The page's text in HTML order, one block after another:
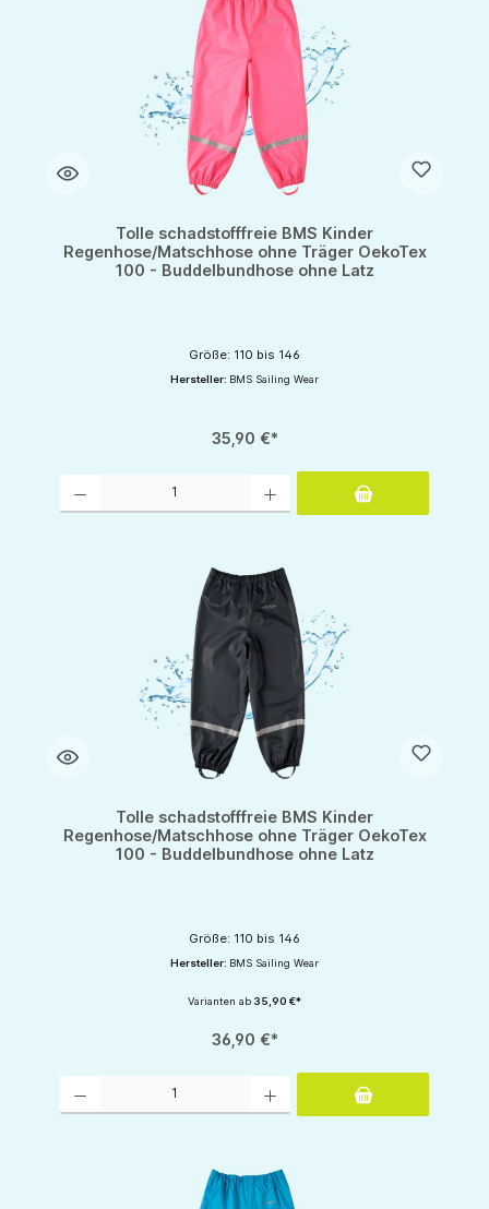
Tolle schadstofffreie BMS Kinder
Regenhose/Matschhose ohne Träger OekoTex
100 - Buddelbundhose ohne Latz
Größe: 110 bis 146
Hersteller: BMS Sailing Wear
35,90 €*
Tolle schadstofffreie BMS Kinder
Regenhose/Matschhose ohne Träger OekoTex
100 - Buddelbundhose ohne Latz
Größe: 110 bis 146
Hersteller: BMS Sailing Wear
Varianten ab 35,90 €*
36,90 €*